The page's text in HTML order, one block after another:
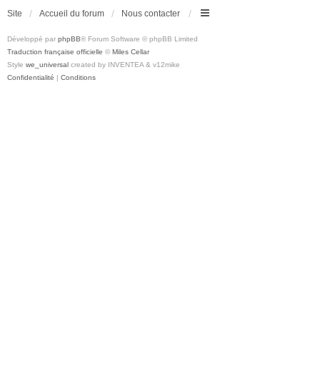
Site Accueil du forum Nous contacter
Développé par phpBB® Forum Software © phpBB Limited
Traduction française officielle © Miles Cellar
Style we_universal created by INVENTEA & v12mike
Confidentialité | Conditions